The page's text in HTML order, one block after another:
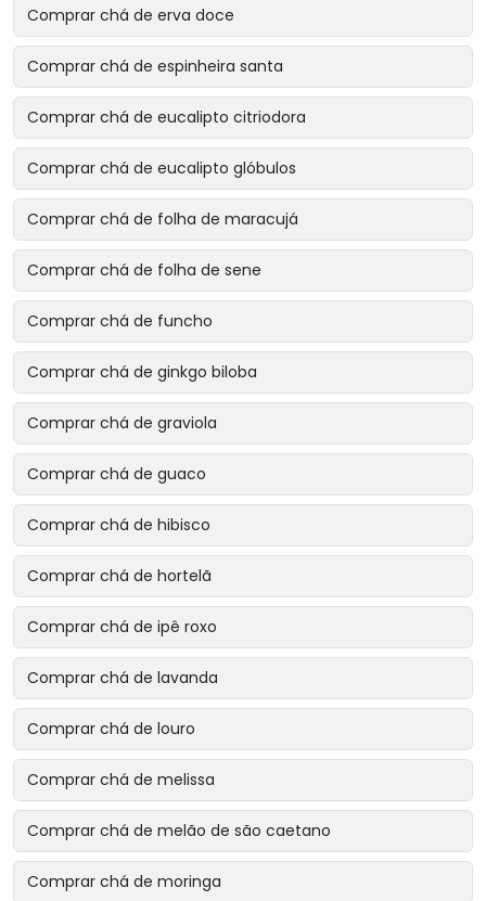
Comprar chá de erva doce
Comprar chá de espinheira santa
Comprar chá de eucalipto citriodora
Comprar chá de eucalipto glóbulos
Comprar chá de folha de maracujá
Comprar chá de folha de sene
Comprar chá de funcho
Comprar chá de ginkgo biloba
Comprar chá de graviola
Comprar chá de guaco
Comprar chá de hibisco
Comprar chá de hortelã
Comprar chá de ipê roxo
Comprar chá de lavanda
Comprar chá de louro
Comprar chá de melissa
Comprar chá de melão de são caetano
Comprar chá de moringa